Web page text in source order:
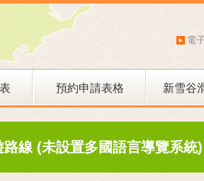
電
預約申請表格 新雪谷
雪谷滑雪巴士
路線 (未設置多國語言導覽系統)